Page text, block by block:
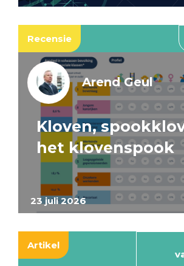
Recensie
23 juli 2026
Arend Geul
Kloven,
het klovenspook
Artikel